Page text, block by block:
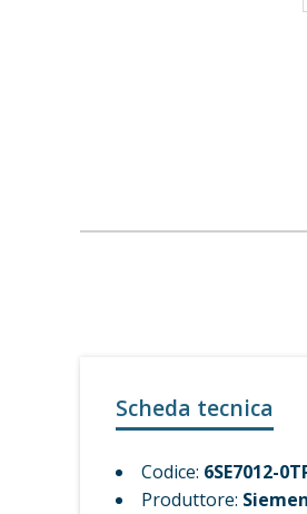
Scheda tecnica
Codice: 6SE7012-
Produttore: